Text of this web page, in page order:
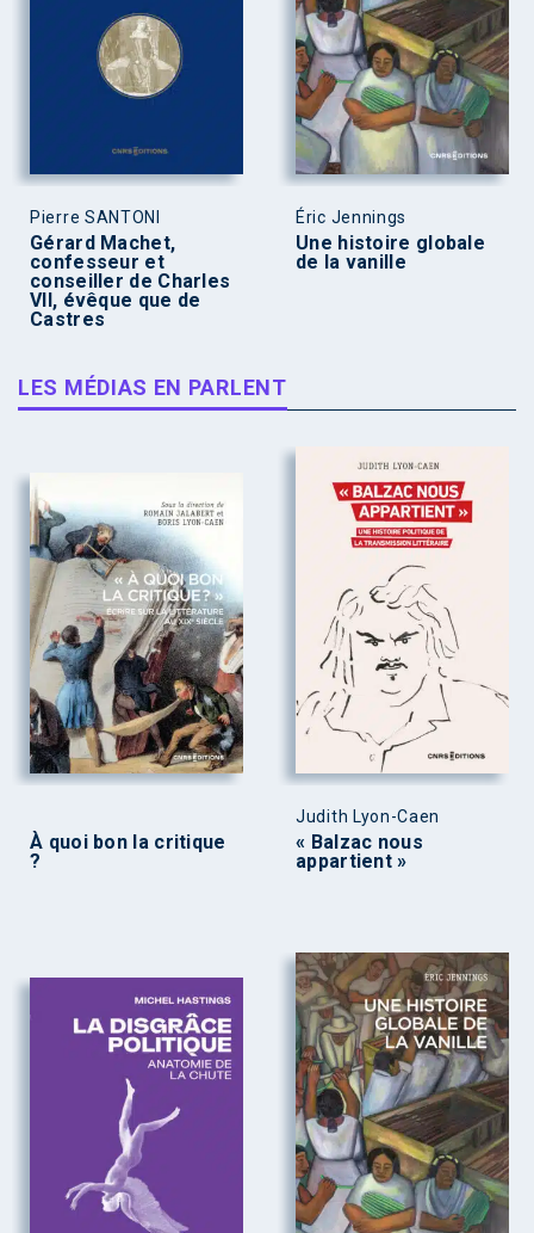
Pierre SANTONI
Gérard Machet,
confesseur et
conseiller de Charles
VII, évêque que de
Castres
Éric Jennings
Une histoire globale
de la vanille
LES MÉDIAS EN PARLENT
À quoi bon la critique
?
Judith Lyon-Caen
« Balzac nous
appartient »